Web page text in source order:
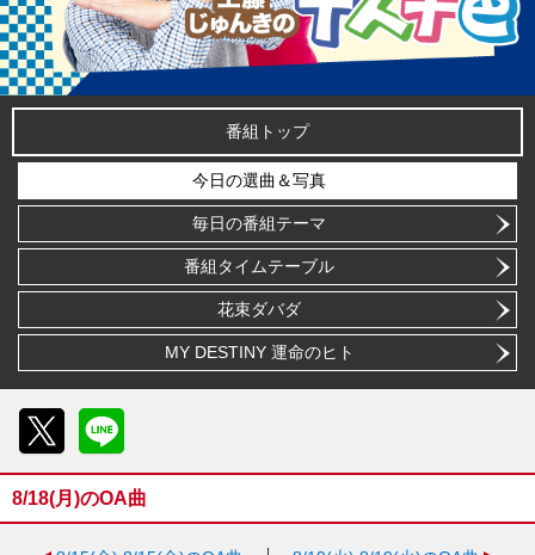
番組トップ
今日の選曲＆写真
毎日の番組テーマ
番組タイムテーブル
花束ダバダ
MY DESTINY 運命のヒト
8/18(月)のOA曲